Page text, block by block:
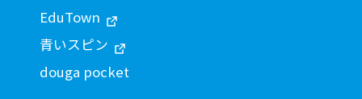
EduTown
青いスピン
douga pocket